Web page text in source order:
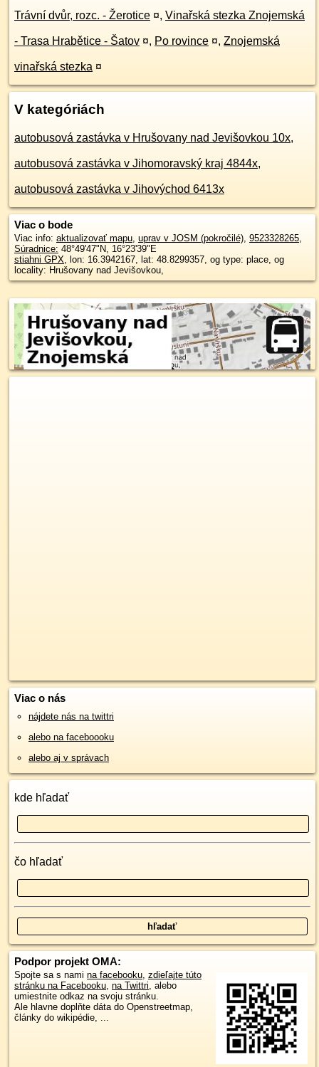
Trávní dvůr, rozc. - Žerotice ¤, Vinařská stezka Znojemská
- Trasa Hrabětice - Šatov ¤, Po rovince ¤, Znojemská
vinařská stezka ¤
V kategóriách
autobusová zastávka v Hrušovany nad Jevišovkou 10x,
autobusová zastávka v Jihomoravský kraj 4844x,
autobusová zastávka v Jihovýchod 6413x
Viac o bode
Viac info: aktualizovať mapu, uprav v JOSM (pokročilé), 9523328265,
Súradnice: 48°49'47"N, 16°23'39"E
stiahni GPX, lon: 16.3942167, lat: 48.8299357, og type: place, og
locality: Hrušovany nad Jevišovkou,
Viac o nás
nájdete nás na twittri
alebo na faceboooku
alebo aj v správach
kde hľadať
čo hľadať
Podpor projekt OMA:
Spojte sa s nami na facebooku, zdieľajte túto
stránku na Facebooku, na Twittri, alebo
umiestnite odkaz na svoju stránku.
Ale hlavne doplňte dáta do Openstreetmap,
články do wikipédie, ...